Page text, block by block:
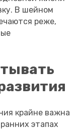
В шейном
реже,
крайне важна
этапах